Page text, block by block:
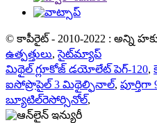
© కాపీరైట్ - 2010-2022 : అన్ని
ఉత్పత్తులు,సైట్‌మ్యాప్
మిథైల్ గ్లూకోజ్ డయోలేట్ పెగ్-120,
ఐసోప్రొపైల్ 3 మిథైల్ఫినాల్, పూర్తిగా
బ్యూటిల్‌రెసోర్సినోల్,